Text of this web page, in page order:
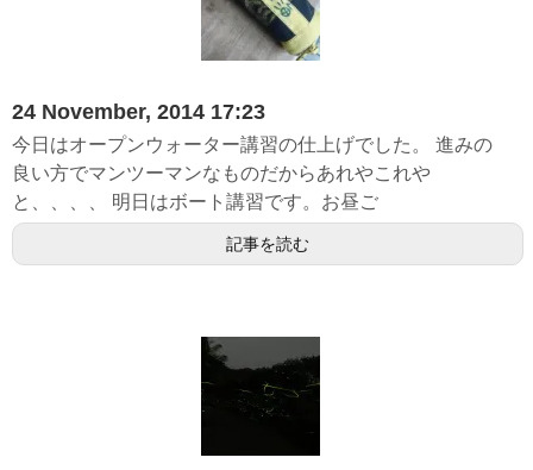
24 November, 2014 17:23
今日はオープンウォーター講習の仕上げでした。 進みの
良い方でマンツーマンなものだからあれやこれや
と、、、、 明日はボート講習です。お昼ご
記事を読む